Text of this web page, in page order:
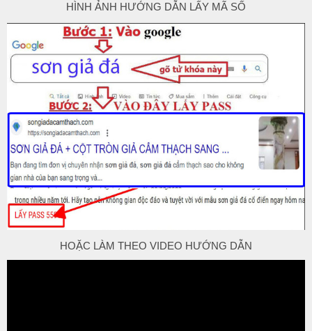
HÌNH ẢNH HƯỚNG DẪN LẤY MÃ SỐ
HOẶC LÀM THEO VIDEO HƯỚNG DẪN